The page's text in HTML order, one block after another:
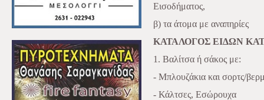
Εισοδήματος,
β) τα άτομα με αναπηρίες
ΚΑΤΑΛΟΓΟΣ ΕΙΔΩΝ
1. Βαλίτσα ή σάκος με:
- Μπλουζάκια και σορτς/
- Κάλτσες, Εσώρουχα